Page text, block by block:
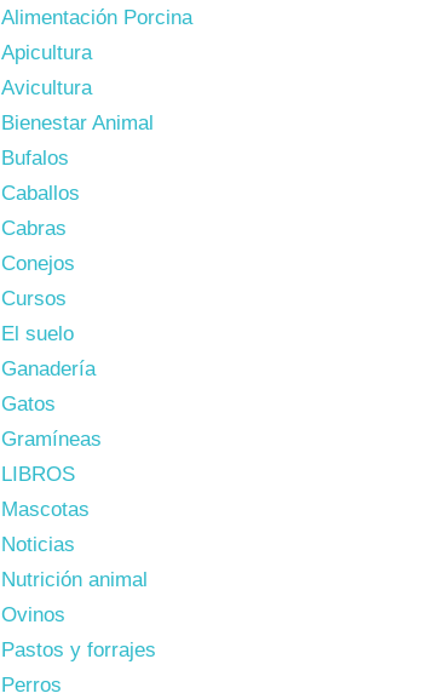
Alimentación Porcina
Apicultura
Avicultura
Bienestar Animal
Bufalos
Caballos
Cabras
Conejos
Cursos
El suelo
Ganadería
Gatos
Gramíneas
LIBROS
Mascotas
Noticias
Nutrición animal
Ovinos
Pastos y forrajes
Perros